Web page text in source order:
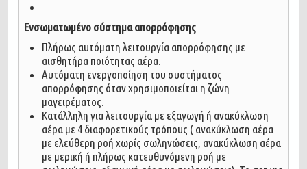
Ενσωματωμένο σύστημα απορρόφησης
Πλήρως αυτόματη λειτουργία απορρόφησης με
αισθητήρα ποιότητας αέρα.
Αυτόματη ενεργοποίηση του συστήματος
απορρόφησης όταν χρησιμοποιείται η ζώνη
μαγειρέματος.
Κατάλληλη για λειτουργία με εξαγωγή ή ανακύκλωση
αέρα με 4 διαφορετικούς τρόπους ( ανακύκλωση αέρα
με ελεύθερη ροή χωρίς σωληνώσεις, ανακύκλωση αέρα
με μερική ή πλήρως κατευθυνόμενη ροή με